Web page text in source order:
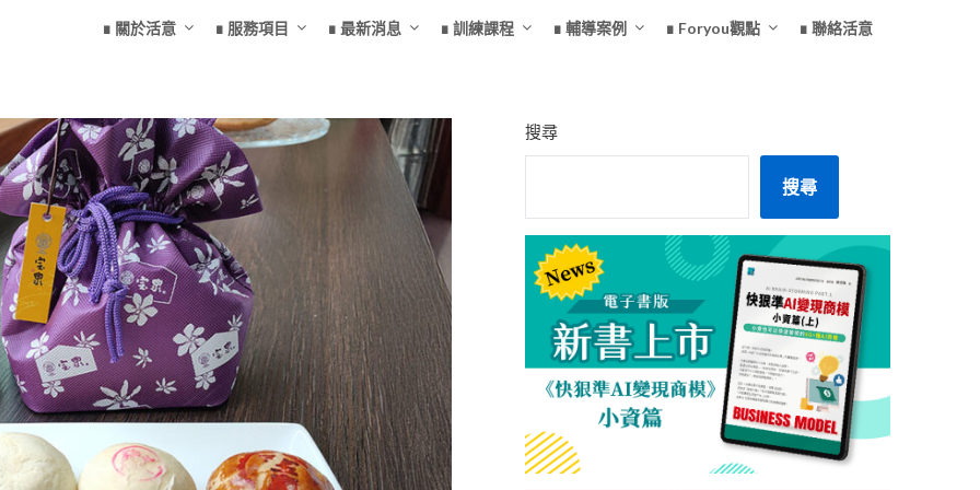
∎ 關於活意 ∎ 服務項目 ∎ 最新消息 ∎ 訓練課程 ∎ 輔導案例 ∎ Foryou觀點 ∎ 聯絡活意
搜尋
搜尋